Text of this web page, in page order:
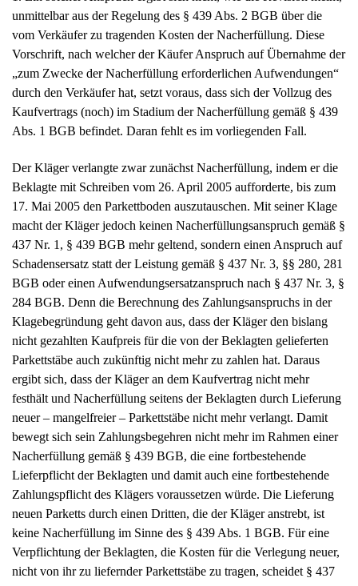
Der Kläger verlangte zwar zunächst Nacherfüllung, indem er die
Beklagte mit Schreiben vom 26. April 2005 aufforderte, bis zum
17. Mai 2005 den Parkettboden auszutauschen. Mit seiner Klage
macht der Kläger jedoch keinen Nacherfüllungsanspruch gemäß §
437 Nr. 1, § 439 BGB mehr geltend, sondern einen Anspruch auf
Schadensersatz statt der Leistung gemäß § 437 Nr. 3, §§ 280, 281
BGB oder einen Aufwendungsersatzanspruch nach § 437 Nr. 3, §
Klagebegründung geht davon aus, dass der Kläger den bislang
nicht gezahlten Kaufpreis für die von der Beklagten gelieferten
Parkettstäbe auch zukünftig nicht mehr zu zahlen hat. Daraus
ergibt sich, dass der Kläger an dem Kaufvertrag nicht mehr
festhält und Nacherfüllung seitens der Beklagten durch Lieferung
neuer – mangelfreier – Parkettstäbe nicht mehr verlangt. Damit
bewegt sich sein Zahlungsbegehren nicht mehr im Rahmen einer
Nacherfüllung gemäß § 439 BGB, die eine fortbestehende
Lieferpflicht der Beklagten und damit auch eine fortbestehende
Zahlungspflicht des Klägers voraussetzen würde. Die Lieferung
neuen Parketts durch einen Dritten, die der Kläger anstrebt, ist
keine Nacherfüllung im Sinne des § 439 Abs. 1 BGB. Für eine
Verpflichtung der Beklagten, die Kosten für die Verlegung neuer,
nicht von ihr zu liefernder Parkettstäbe zu tragen, scheidet § 437
Nr. 1 i.V.m. § 439 Abs. 1 und 2 BGB daher als
Anspruchsgrundlage aus; ein Erstattungsanspruch kann sich
insoweit nur aus § 437 Nr. 3 i.V.m. §§ 280, 281 oder § 284 BGB
ergeben.
2. Dem Kläger steht wegen der Kosten für die Verlegung neuer,
von einem Dritten zu liefernder Parkettstäbe auch ein Anspruch
auf Schadensersatz statt der Leistung nicht zu (§ 437 Nr. 3, §§